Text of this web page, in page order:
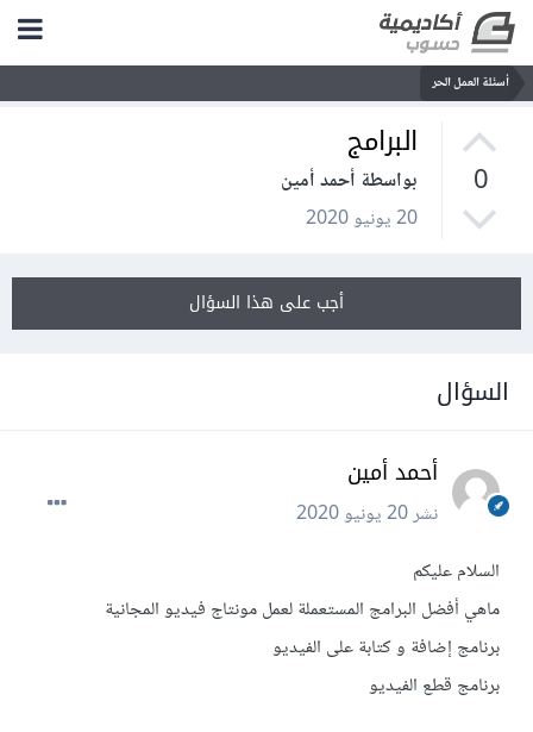
أسئلة العمل الحر
0
البرامج
بواسطة أحمد أمين
20 يونيو 2020
أجب على هذا السؤال
السؤال
أحمد أمين
نشر20 يونيو 2020
السلام عليكم
ماهي أفضل البرامج المستعملة لعمل مونتاج فيديو المجانية
برنامج إضافة و كتابة على الفيديو
برنامج قطع الفيديو